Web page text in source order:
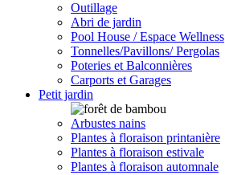
Outillage
Abri de jardin
Pool House / Espace Wellness
Tonnelles/Pavillons/ Pergolas
Poteries et Balconnières
Carports et Garages
Petit jardin
Arbustes nains
Plantes à floraison printanière
Plantes à floraison estivale
Plantes à floraison automnale